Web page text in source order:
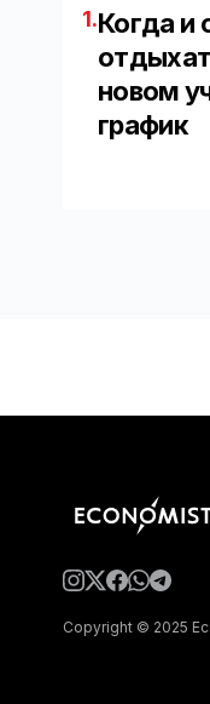
1.Когда и
новом
график
Copyright © 2025